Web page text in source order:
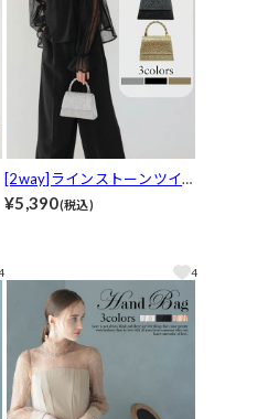
[2way]ラインストーンツイス
トハンドルパーティーバッグ
¥5,390(税込)
4